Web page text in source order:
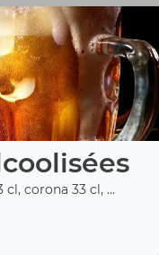
corona 33 cl, ...